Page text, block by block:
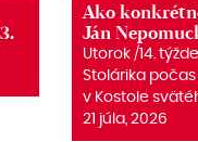
Ako
Ján
Utorok /14.
Stolárika
v Kostole
21 júla, 2026